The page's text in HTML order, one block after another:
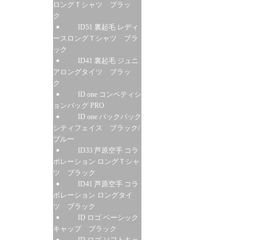
ロングＴシャツ ブラッ
ク
ID51 裏起毛 レディ
ースロングＴシャツ ブラ
ック
ID41 裏起毛 ジュニ
アロングタイツ ブラッ
ク
ID one コンペティシ
ョンバッグ PRO
ID one バックパック
シティフェイス ブラック/
ブルー
ID33 芦原空手 コラ
ボレーション ロングＴシャ
ツ ブラック
ID41 芦原空手 コラ
ボレーション ロングタイ
ツ ブラック
ID ロゴ ベーシック
キャップ ブラック